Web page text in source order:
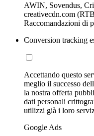
AWIN, Sovendus,
creativecdn.com
Raccomandazioni di
Conversion tracking
Accettando questo
meglio il successo
la nostra offerta
dati personali
utilizzi già i loro
Google Ads